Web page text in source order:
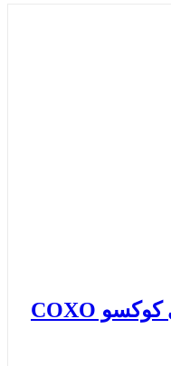
اپکس فایندر و روتاری کوکسو COXO